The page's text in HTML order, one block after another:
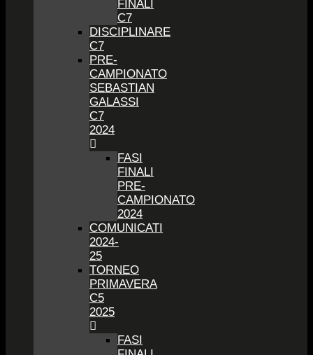
FINALI
C7
DISCIPLINARE
C7
PRE-
CAMPIONATO
SEBASTIAN
GALASSI
C7
2024
FASI
FINALI
PRE-
CAMPIONATO
2024
COMUNICATI
2024-
25
TORNEO
PRIMAVERA
C5
2025
FASI